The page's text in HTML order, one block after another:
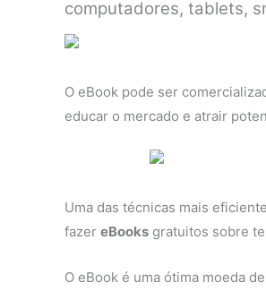
computadores, tablets,
O eBook pode ser
educar o mercado e atrair
Uma das técnicas mais
fazer eBooks gratuitos sobre
O eBook é uma ótima moeda